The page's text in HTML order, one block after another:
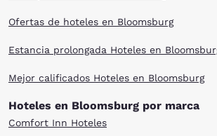
Ofertas de hoteles en Bloomsburg
Estancia prolongada Hoteles en
Mejor calificados Hoteles en Bloomsburg
Hoteles en Bloomsburg por marca
Comfort Inn Hoteles